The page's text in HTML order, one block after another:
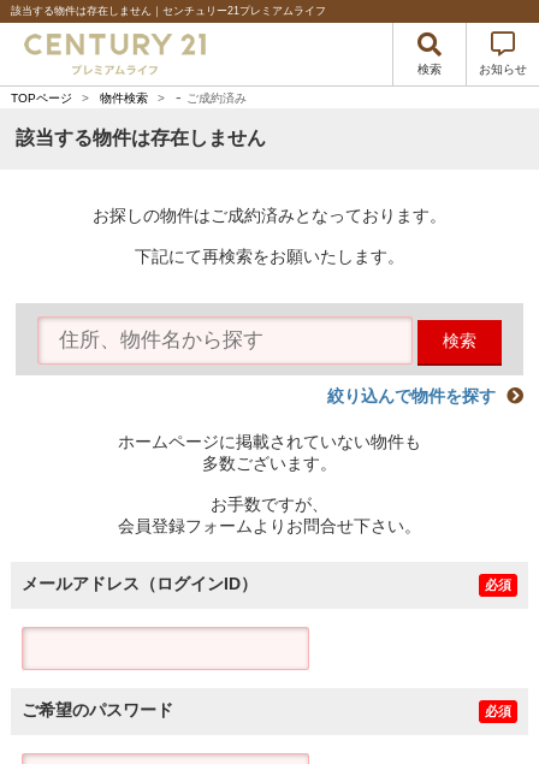
該当する物件は存在しません｜センチュリー21プレミアムライフ
検索 お知らせ
TOPページ > 物件検索 > - ご成約済み
該当する物件は存在しません
お探しの物件はご成約済みとなっております。
下記にて再検索をお願いたします。
検索
絞り込んで物件を探す
ホームページに掲載されていない物件も
多数ございます。
お手数ですが、
会員登録フォームよりお問合せ下さい。
メールアドレス（ログインID） 必須
ご希望のパスワード 必須